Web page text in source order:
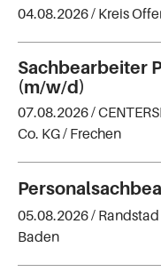
04.08.2026 / Kreis
Sachbearbeiter
(m/w/d)
07.08.2026 /
Co. KG/ Frechen
05.08.2026 /
Baden